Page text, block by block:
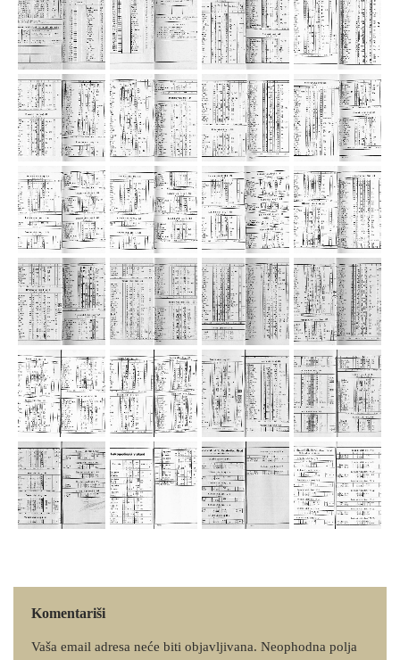
Komentariši
Vaša email adresa neće biti objavljivana. Neophodna polja